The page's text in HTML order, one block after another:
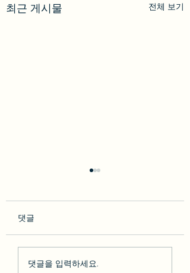
최근 게시물 전체 보기
so********* 2023-02-10
댓글
댓글을 입력하세요.